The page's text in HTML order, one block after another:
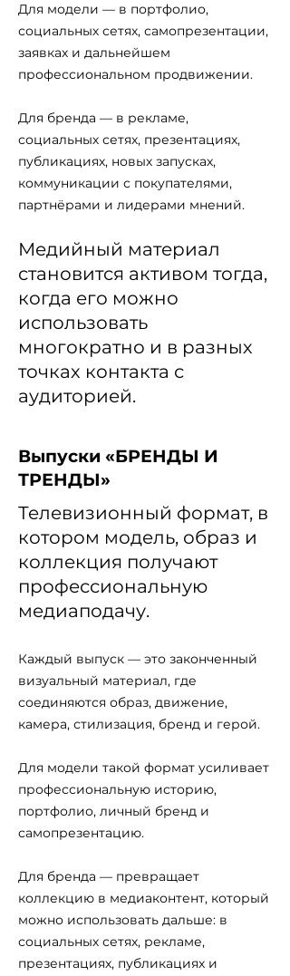
Для модели — в портфолио,
социальных сетях, самопрезентации,
заявках и дальнейшем
профессиональном продвижении.
Для бренда — в рекламе,
социальных сетях, презентациях,
публикациях, новых запусках,
коммуникации с покупателями,
партнёрами и лидерами мнений.
Медийный материал
становится активом тогда,
когда его можно
использовать
многократно и в разных
точках контакта с
аудиторией.
Выпуски «БРЕНДЫ И
ТРЕНДЫ»
Телевизионный формат, в
котором модель, образ и
коллекция получают
профессиональную
медиаподачу.
Каждый выпуск — это законченный
визуальный материал, где
соединяются образ, движение,
камера, стилизация, бренд и герой.
Для модели такой формат усиливает
профессиональную историю,
портфолио, личный бренд и
самопрезентацию.
Для бренда — превращает
коллекцию в медиаконтент, который
можно использовать дальше: в
социальных сетях, рекламе,
презентациях, публикациях и